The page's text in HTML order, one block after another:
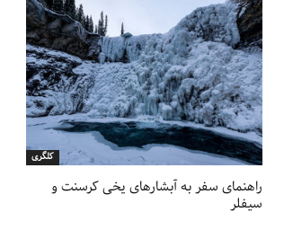
کلگری
راهنمای سفر به آبشارهای یخی کرسنت و
سیفلر